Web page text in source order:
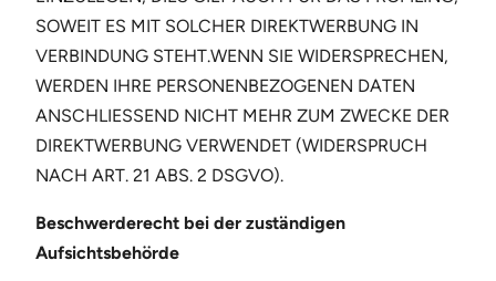
SOWEIT ES MIT SOLCHER DIREKTWERBUNG IN
VERBINDUNG STEHT.WENN SIE WIDERSPRECHEN,
WERDEN IHRE PERSONENBEZOGENEN DATEN
ANSCHLIESSEND NICHT MEHR ZUM ZWECKE DER
DIREKTWERBUNG VERWENDET (WIDERSPRUCH
NACH ART. 21 ABS. 2 DSGVO).
Beschwerderecht bei der zuständigen
Aufsichtsbehörde